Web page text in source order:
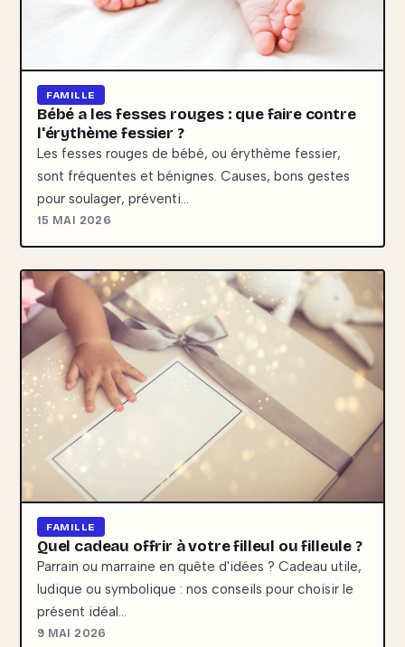
FAMILLE
Bébé a les fesses rouges : que faire contre
l'érythème fessier ?
Les fesses rouges de bébé, ou érythème fessier,
sont fréquentes et bénignes. Causes, bons gestes
pour soulager, préventi…
15 MAI 2026
FAMILLE
Quel cadeau offrir à votre filleul ou filleule ?
Parrain ou marraine en quête d'idées ? Cadeau utile,
ludique ou symbolique : nos conseils pour choisir le
présent idéal…
9 MAI 2026